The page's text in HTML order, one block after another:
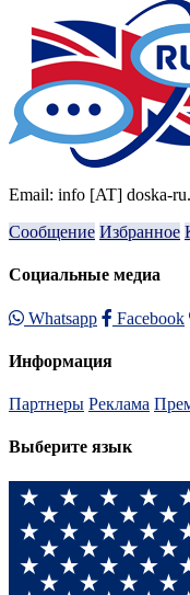
Email: info [AT] doska-
Сообщение Избранное
Социальные медиа
Whatsapp Facebook
Информация
Партнеры Реклама
Выберите язык